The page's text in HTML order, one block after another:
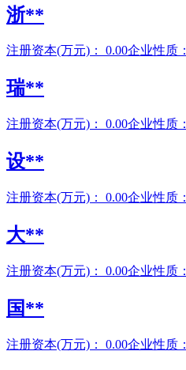
浙**
注册资本(万元)： 0.00企业性质：
瑞**
注册资本(万元)： 0.00企业性质：
设**
注册资本(万元)： 0.00企业性质：
大**
注册资本(万元)： 0.00企业性质：
国**
注册资本(万元)： 0.00企业性质：